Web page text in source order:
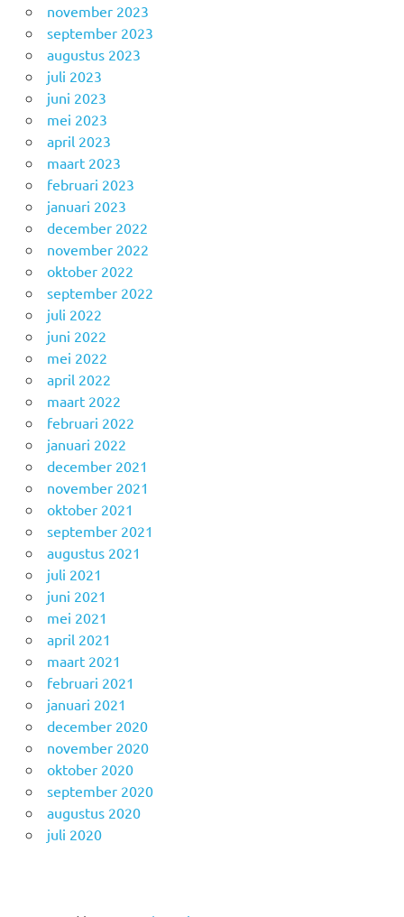
november 2023
september 2023
augustus 2023
juli 2023
juni 2023
mei 2023
april 2023
maart 2023
februari 2023
januari 2023
december 2022
november 2022
oktober 2022
september 2022
juli 2022
juni 2022
mei 2022
april 2022
maart 2022
februari 2022
januari 2022
december 2021
november 2021
oktober 2021
september 2021
augustus 2021
juli 2021
juni 2021
mei 2021
april 2021
maart 2021
februari 2021
januari 2021
december 2020
november 2020
oktober 2020
september 2020
augustus 2020
juli 2020